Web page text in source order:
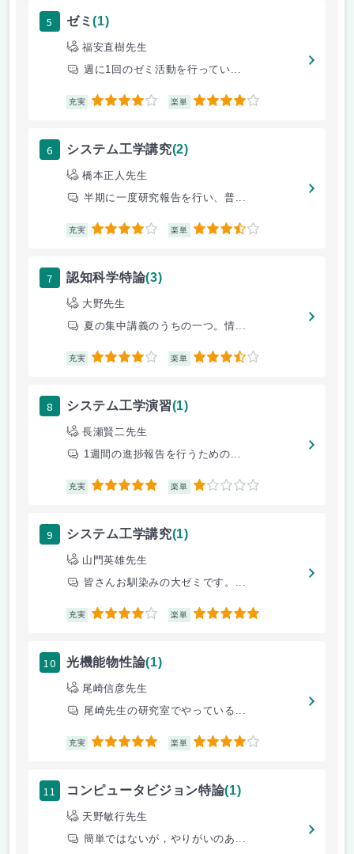
5 ゼミ(1)
福安直樹先生
週に1回のゼミ活動を行ってい...
充実 4 楽単 4
6 システム工学講究(2)
橋本正人先生
半期に一度研究報告を行い、普...
充実 4 楽単 3.5
7 認知科学特論(3)
大野先生
夏の集中講義のうちの一つ。情...
充実 4 楽単 3.5
8 システム工学演習(1)
長瀬賢二先生
1週間の進捗報告を行うための...
充実 5 楽単 1
9 システム工学講究(1)
山門英雄先生
皆さんお馴染みの大ゼミです。...
充実 4 楽単 5
10 光機能物性論(1)
尾崎信彦先生
尾崎先生の研究室でやっている...
充実 5 楽単 4
11 コンピュータビジョン特論(1)
天野敏行先生
簡単ではないが，やりがいのあ...